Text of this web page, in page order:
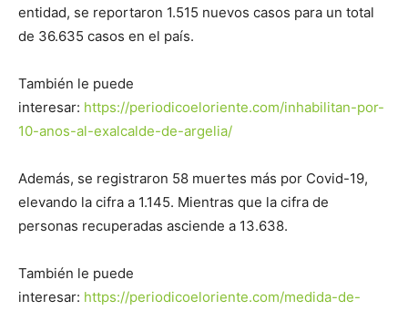
entidad, se reportaron 1.515 nuevos casos para un total
de 36.635 casos en el país.
También le puede
interesar: https://periodicoeloriente.com/inhabilitan-por-
10-anos-al-exalcalde-de-argelia/
Además, se registraron 58 muertes más por Covid-19,
elevando la cifra a 1.145. Mientras que la cifra de
personas recuperadas asciende a 13.638.
También le puede
interesar: https://periodicoeloriente.com/medida-de-